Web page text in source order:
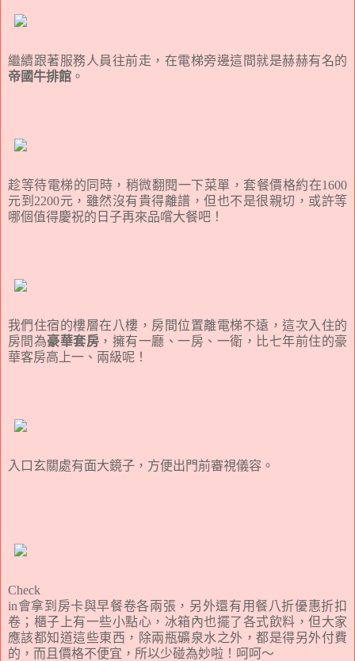
繼續跟著服務人員往前走，在電梯旁邊這間就是赫赫有名的
帝國牛排館 。
趁等待電梯的同時，稍微翻閱一下菜單，套餐價格約在1600
元到2200元，雖然沒有貴得離譜，但也不是很親切，或許等
哪個值得慶祝的日子再來品嚐大餐吧！
我們住宿的樓層在八樓，房間位置離電梯不遠，這次入住的
房間為豪華套房 ，擁有一廳、一房、一衛，比七年前住的豪
華客房高上一、兩級呢！
入口玄關處有面大鏡子，方便出門前審視儀容。
Check
in會拿到房卡與早餐卷各兩張，另外還有用餐八折優惠折扣
卷；櫃子上有一些小點心，冰箱內也擺了各式飲料，但大家
應該都知道這些東西，除兩瓶礦泉水之外，都是得另外付費
的，而且價格不便宜，所以少碰為妙啦！呵呵～